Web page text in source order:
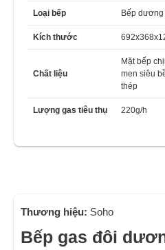
Loại bếp Bếp dương
Kích thước
Chất liệu
Mặt bếp
men siêu
thép
Lượng gas tiêu thụ 220g/h
Thương hiệu: Soho
Bếp gas đôi